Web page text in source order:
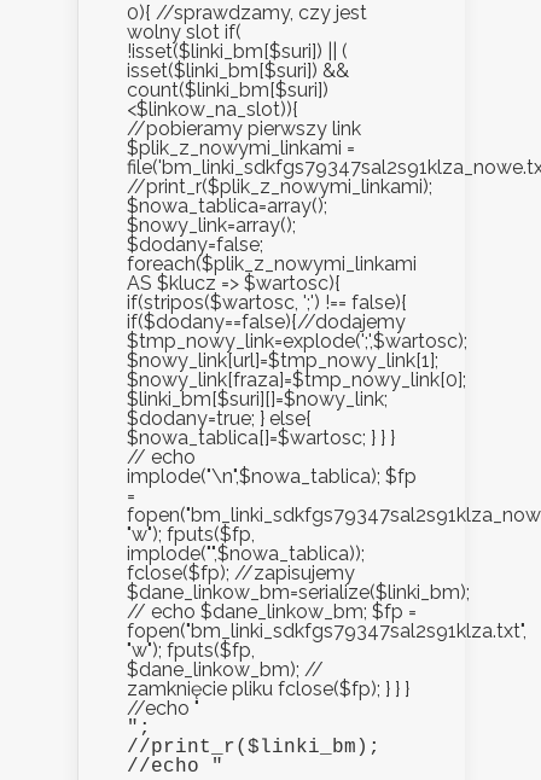
0){ //sprawdzamy, czy jest
wolny slot if(
!isset($linki_bm[$suri]) || (
isset($linki_bm[$suri]) &&
count($linki_bm[$suri])
<$linkow_na_slot)){
//pobieramy pierwszy link
$plik_z_nowymi_linkami =
//print_r($plik_z_nowymi_linkami);
$nowa_tablica=array();
$nowy_link=array();
$dodany=false;
foreach($plik_z_nowymi_linkami
AS $klucz => $wartosc){
if(stripos($wartosc, ';') !== false){
if($dodany==false){//dodajemy
$tmp_nowy_link=explode(';',$wartosc);
$nowy_link[url]=$tmp_nowy_link[1];
$nowy_link[fraza]=$tmp_nowy_link[0];
$linki_bm[$suri][]=$nowy_link;
$dodany=true; } else{
$nowa_tablica[]=$wartosc; } } }
// echo
implode("\n",$nowa_tablica); $fp
=
"w"); fputs($fp,
implode("",$nowa_tablica));
fclose($fp); //zapisujemy
$dane_linkow_bm=serialize($linki_bm);
// echo $dane_linkow_bm; $fp =
fopen("bm_linki_sdkfgs79347sal2s91klza.txt",
"w"); fputs($fp,
$dane_linkow_bm); //
zamknięcie pliku fclose($fp); } } }
//echo "
";
//print_r($linki_bm);
//echo "